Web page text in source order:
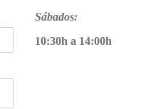
Sábados:
10:30h a 14:00h